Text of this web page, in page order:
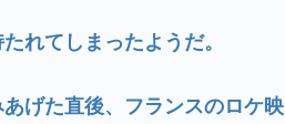
れてしまったようだ。
げた直後、フランスのロケ映